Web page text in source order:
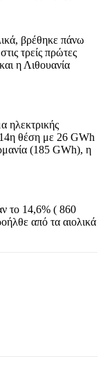
βρέθηκε πάνω
τρείς πρώτες
η Λιθουανία
ηλεκτρικής
θέση με 26 GWh
(185 GWh), η
το 14,6% ( 860
από τα αιολικά